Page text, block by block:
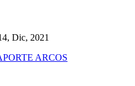
Dic, 2021
ARCOS